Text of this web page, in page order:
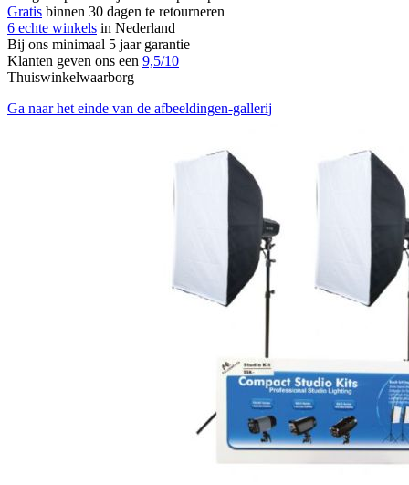
Gratis binnen 30 dagen te retourneren
6 echte winkels in Nederland
Bij ons minimaal 5 jaar garantie
Klanten geven ons een 9,5/10
Thuiswinkelwaarborg
Ga naar het einde van de afbeeldingen-gallerij